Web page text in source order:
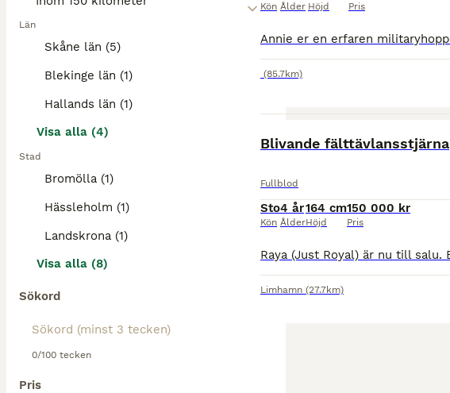
Län
Skåne län (5)
Blekinge län (1)
Hallands län (1)
Visa alla (4)
Stad
Bromölla (1)
Hässleholm (1)
Landskrona (1)
Visa alla (8)
Sökord
0/100 tecken
Pris
Kön Ålder Höjd Pris
(85.7km)
Blivande fälttävlansstjärna
Fullblod
Sto
Kön
4 år
Ålder
164 cm
Höjd
150 000 kr
Pris
Limhamn (27.7km)